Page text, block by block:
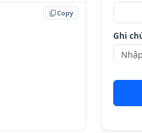
content_copyCopy
Ghi